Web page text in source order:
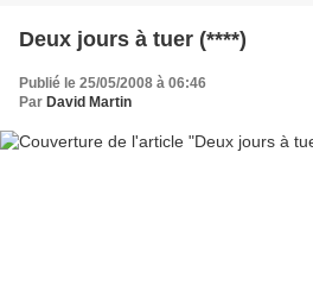
Deux jours à tuer (****)
Publié le 25/05/2008 à 06:46
Par David Martin